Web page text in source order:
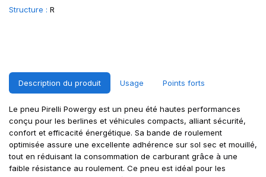
Structure : R
Description du produit Usage Points forts
Le pneu Pirelli Powergy est un pneu été hautes performances
conçu pour les berlines et véhicules compacts, alliant sécurité,
confort et efficacité énergétique. Sa bande de roulement
optimisée assure une excellente adhérence sur sol sec et mouillé,
tout en réduisant la consommation de carburant grâce à une
faible résistance au roulement. Ce pneu est idéal pour les